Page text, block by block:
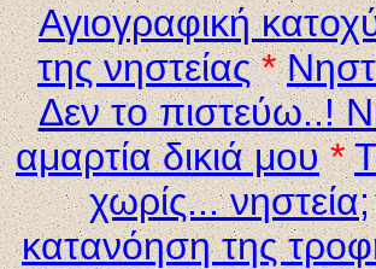
Αγιογραφική
της νηστείας*
Δεν το πιστεύω..!
αμαρτία δικιά μου *
χωρίς... νηστεία;
κατανόηση της